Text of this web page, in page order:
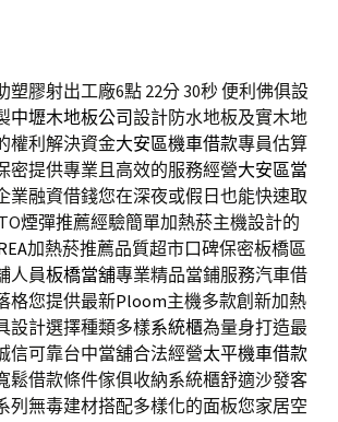
塑膠射出工廠6點 22分 30秒便利佛俱設
中壢木地板公司設計防水地板及實木地
權利解決資金大安區機車借款專員估算
密提供專業且高效的服務經營大安區當
業融資借錢您在深夜或假日也能快速取
煙彈推薦經驗簡單加熱菸主機設計的
加熱菸推薦品質超市口碑保密板橋區
人員板橋當舖專業精品當鋪服務汽車借
格您提供最新Ploom主機多款創新加熱
設計選擇種類多樣系統櫃為量身打造最
信可靠台中當舖合法經營太平機車借款
鬆借款條件傢俱收納系統櫃舒適沙發客
列無毒建材搭配多樣化的面板您家居空